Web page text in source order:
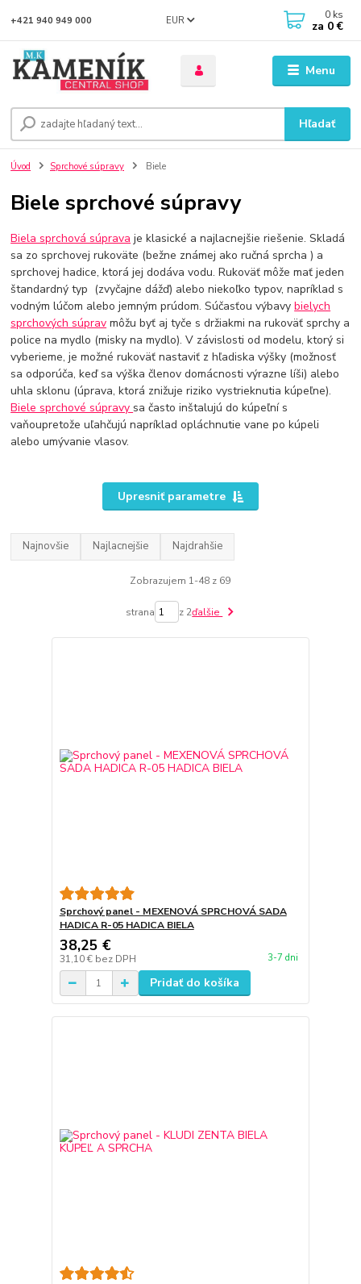
Menu
EUR
Hľadať
+421 940 949 000 0 ks
za 0 €
Úvod Sprchové súpravy Biele
Biele sprchové súpravy
Biela sprchová súprava je klasické a najlacnejšie riešenie. Skladá
sa zo sprchovej rukoväte (bežne známej ako ručná sprcha ) a
sprchovej hadice, ktorá jej dodáva vodu. Rukoväť môže mať jeden
štandardný typ (zvyčajne dážď) alebo niekoľko typov, napríklad s
vodným lúčom alebo jemným prúdom. Súčasťou výbavybielych
sprchových súprav môžu byť aj tyče s držiakmi na rukoväť sprchy a
police na mydlo (misky na mydlo). V závislosti od modelu, ktorý si
vyberieme, je možné rukoväť nastaviť z hľadiska výšky (možnosť
sa odporúča, keď sa výška členov domácnosti výrazne líši) alebo
uhla sklonu (úprava, ktorá znižuje riziko vystrieknutia kúpeľne).
Biele sprchové súpravy sa často inštalujú do kúpeľní s
vaňoupretože uľahčujú napríklad opláchnutie vane po kúpeli
alebo umývanie vlasov.
Upresniť parametre
Najnovšie Najlacnejšie Najdrahšie
Zobrazujem 1-48 z 69
strana z 2ďalšie
Sprchový panel - MEXENOVÁ SPRCHOVÁ SADA
HADICA R-05 HADICA BIELA
38,25 €
31,10 € bez DPH 3-7 dni
Pridať do košíka